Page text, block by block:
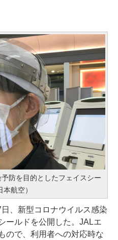
防を目的としたフェイスシー
航空）
、新型コロナウイルス感染
ールドを公開した。JALエ
ので、利用者への対応時な